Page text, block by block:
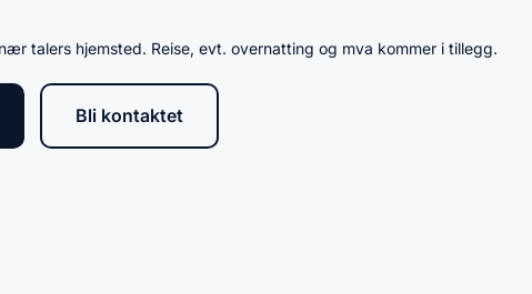
talers hjemsted. Reise, evt. overnatting og mva kommer i tillegg.
Bli kontaktet